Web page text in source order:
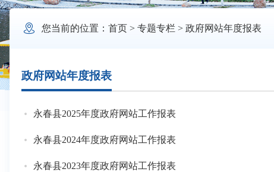
 您当前的位置： 首页> 专题专栏> 政府网站年度报表
政府网站年度报表
永春县2025年度政府网站工作报表
永春县2024年度政府网站工作报表
永春县2023年度政府网站工作报表